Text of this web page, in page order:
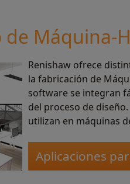
de Máquina-
Renishaw ofrece
la fabricación de
software se integran
del proceso de
utilizan en máquinas
Aplicaciones